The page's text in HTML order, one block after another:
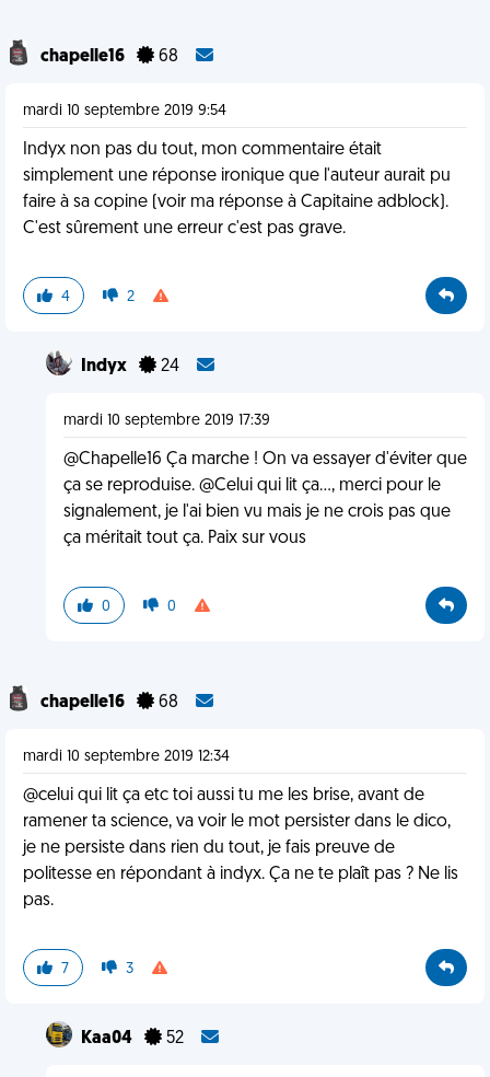
chapelle16 68
mardi 10 septembre 2019 9:54
Indyx non pas du tout, mon commentaire était
simplement une réponse ironique que l'auteur aurait pu
faire à sa copine (voir ma réponse à Capitaine adblock).
C'est sûrement une erreur c'est pas grave.
4 2
Indyx 24
mardi 10 septembre 2019 17:39
@Chapelle16 Ça marche ! On va essayer d'éviter que
ça se reproduise. @Celui qui lit ça..., merci pour le
signalement, je l'ai bien vu mais je ne crois pas que
ça méritait tout ça. Paix sur vous
0 0
chapelle16 68
mardi 10 septembre 2019 12:34
@celui qui lit ça etc toi aussi tu me les brise, avant de
ramener ta science, va voir le mot persister dans le dico,
je ne persiste dans rien du tout, je fais preuve de
politesse en répondant à indyx. Ça ne te plaît pas ? Ne lis
pas.
7 3
Kaa04 52